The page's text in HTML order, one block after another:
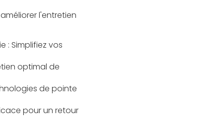
l'entretien
: Simplifiez vos
optimal de
de pointe
pour un retour